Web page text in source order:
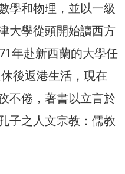
學和物理，並以一級
大學從頭開始讀西方
年赴新西蘭的大學任
後返港生活，現在
不倦，著書以立言於
子之人文宗教：儒教